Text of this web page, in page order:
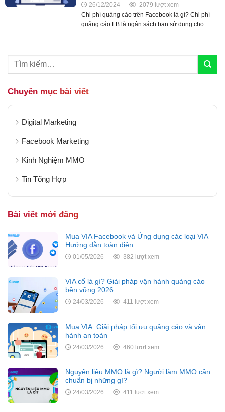
26/12/2024
2079 lượt xem
Chi phí quảng cáo trên Facebook là gì? Chi phí
quảng cáo FB là ngân sách bạn sử dụng cho
Chuyên mục bài viết
Digital Marketing
Facebook Marketing
Kinh Nghiệm MMO
Tin Tổng Hợp
Bài viết mới đăng
Mua VIA Facebook và Ứng dụng các loại VIA —
Hướng dẫn toàn diện
01/05/2026 382 lượt xem
VIA cổ là gì? Giải pháp vận hành quảng cáo
bền vững 2026
24/03/2026 411 lượt xem
Mua VIA: Giải pháp tối ưu quảng cáo và vận
hành an toàn
24/03/2026 460 lượt xem
Nguyên liệu MMO là gì? Người làm MMO cần
chuẩn bị những gì?
24/03/2026 411 lượt xem